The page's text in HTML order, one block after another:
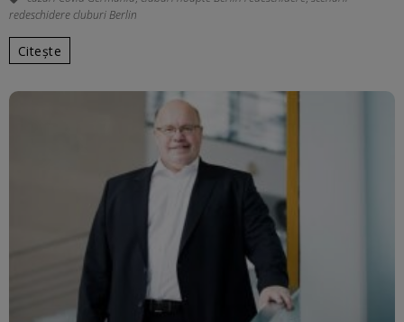
redeschidere cluburi Berlin
Citește